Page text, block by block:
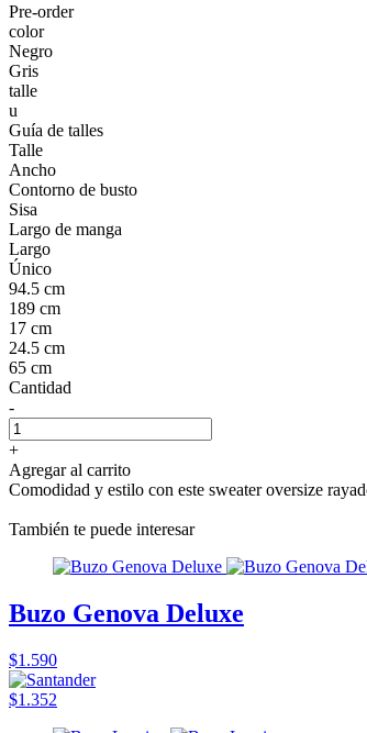
Pre-order
color
Negro
Gris
talle
u
Guía de talles
Talle
Ancho
Contorno de busto
Sisa
Largo de manga
Largo
Único
94.5 cm
189 cm
17 cm
24.5 cm
65 cm
Cantidad
-
+
Agregar al carrito
Comodidad y estilo con este sweater oversize
También te puede interesar
Buzo Genova Deluxe
$1.590
$1.352